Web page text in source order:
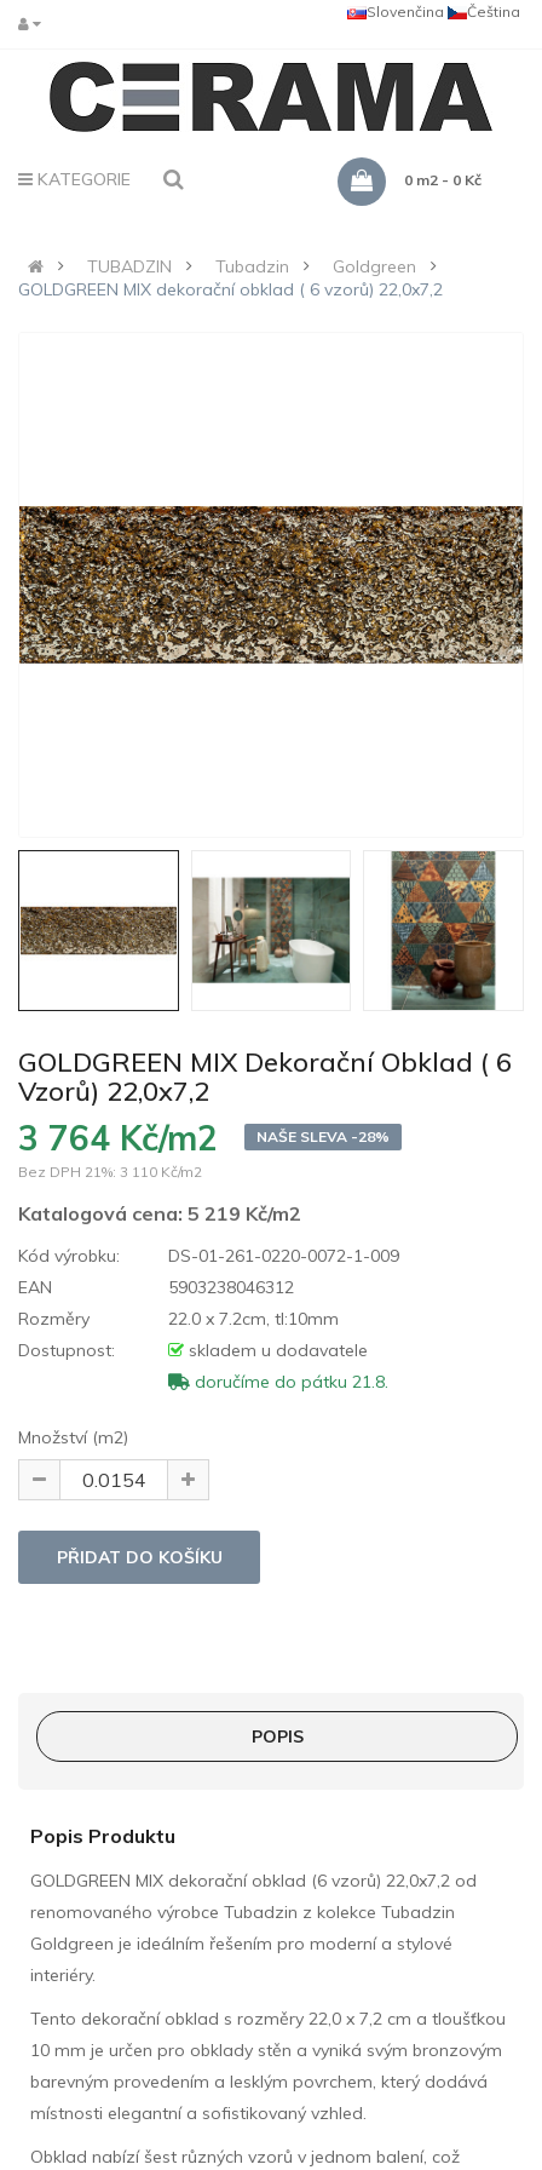
Čeština
Slovenčina
KATEGORIE 0 m2 - 0 Kč
TUBADZIN Tubadzin
Goldgreen
GOLDGREEN MIX dekorační obklad ( 6 vzorů) 22,0x7,2
GOLDGREEN MIX Dekorační Obklad ( 6
Vzorů) 22,0x7,2
3 764 Kč/m2
NAŠE SLEVA -28%
Bez DPH 21%: 3 110 Kč/m2
Katalogová cena: 5 219 Kč/m2
Kód výrobku:
DS-01-261-0220-0072-1-009
EAN
5903238046312
Rozměry
22.0 x 7.2cm, tl:10mm
Dostupnost:
skladem u dodavatele
doručíme do pátku 21.8.
Množství (m2)
POPIS
Popis Produktu
GOLDGREEN MIX dekorační obklad (6 vzorů) 22,0x7,2 od
renomovaného výrobce Tubadzin z kolekce Tubadzin
Goldgreen je ideálním řešením pro moderní a stylové
interiéry.
Tento dekorační obklad s rozměry 22,0 x 7,2 cm a tloušťkou
10 mm je určen pro obklady stěn a vyniká svým bronzovým
barevným provedením a lesklým povrchem, který dodává
místnosti elegantní a sofistikovaný vzhled.
Obklad nabízí šest různých vzorů v jednom balení, což